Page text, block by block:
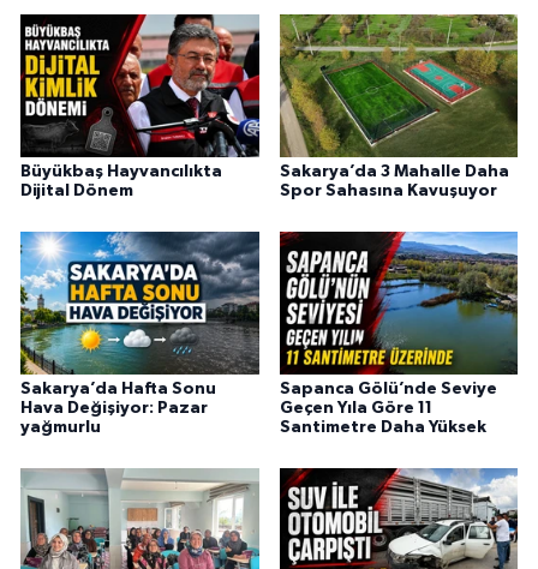
Büyükbaş Hayvancılıkta
Dijital Dönem
Sakarya’da 3 Mahalle Daha
Spor Sahasına Kavuşuyor
Sakarya’da Hafta Sonu
Hava Değişiyor: Pazar
yağmurlu
Sapanca Gölü’nde Seviye
Geçen Yıla Göre 11
Santimetre Daha Yüksek